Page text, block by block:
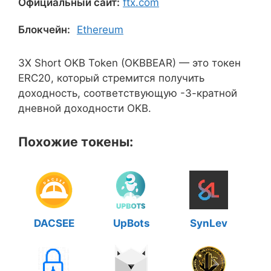
Официальный сайт: ftx.com
Блокчейн: Ethereum
3X Short OKB Token (OKBBEAR) — это токен
ERC20, который стремится получить
доходность, соответствующую -3-кратной
дневной доходности OKB.
Похожие токены:
DACSEE UpBots SynLev